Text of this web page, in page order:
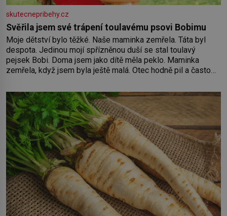
skutecnepribehy.cz
Svěřila jsem své trápení toulavému psovi Bobimu
Moje dětství bylo těžké. Naše maminka zemřela. Táta byl
despota. Jedinou mojí spřízněnou duší se stal toulavý
pejsek Bobi. Doma jsem jako dítě měla peklo. Maminka
zemřela, když jsem byla ještě malá. Otec hodně pil a často
do školy u nás na vesnici. Měli mě tam rádi, protože